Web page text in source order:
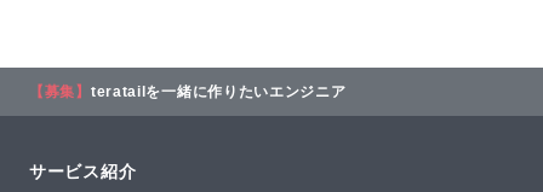
【募集】 teratailを一緒に作りたいエンジニア
サービス紹介